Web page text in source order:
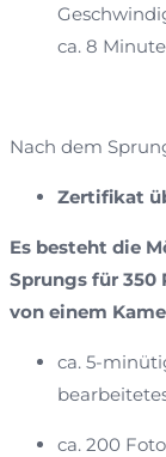
ca. 8
Nach dem
Zertifikat
Es besteht die
Sprungs für 350
von einem
ca. 5-
ca. 200